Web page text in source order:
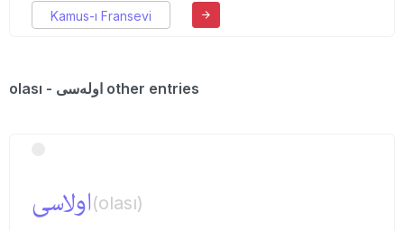
Kamus-ı Fransevi
olası - اوله‌سی other entries
اولاسی(olası)